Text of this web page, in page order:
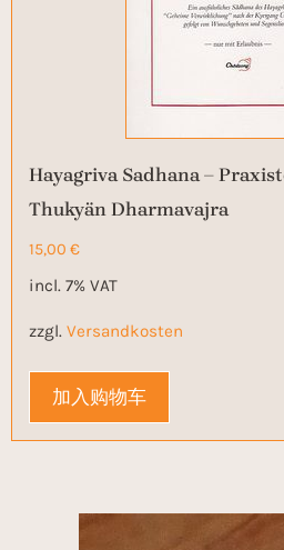
Hayagriva Sadhana –
Thukyän Dharmavajra
15,00 €
incl. 7% VAT
zzgl. Versandkosten
加入购物车